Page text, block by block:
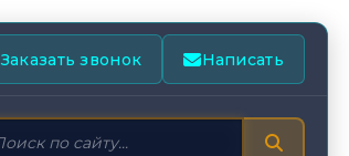
Заказать звонок Написать